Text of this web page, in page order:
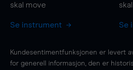
skal move
Se instrument
skal
Se
Kundesentimentfunksjonen er levert
for generell informasjon, den er